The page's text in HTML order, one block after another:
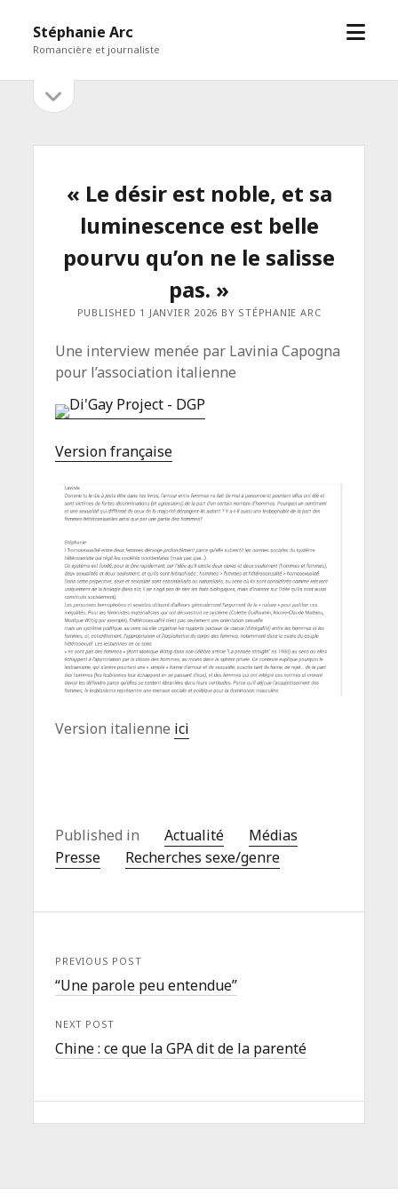
Stéphanie Arc
Romancière et journaliste
open
Sidebar
sidebar
« Le désir est noble, et sa
luminescence est belle
pourvu qu’on ne le salisse
pas. »
PUBLISHED 1 JANVIER 2026 BY STÉPHANIE ARC
Une interview menée par Lavinia Capogna
pour l’association italienne
Version française
Version italienne ici
Published in Actualité
Médias
Presse
Recherches sexe/genre
PREVIOUS POST
“Une parole peu entendue”
NEXT POST
Chine : ce que la GPA dit de la parenté